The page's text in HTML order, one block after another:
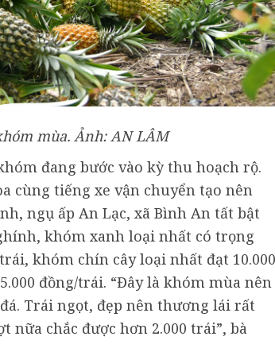
mùa. Ảnh: AN LÂM
đang bước vào kỳ thu hoạch rộ.
cùng tiếng xe vận chuyển tạo nên
ngụ ấp An Lạc, xã Bình An tất bật
khóm xanh loại nhất có trọng
khóm chín cây loại nhất đạt 10.000
đồng/trái. “Đây là khóm mùa nên
Trái ngọt, đẹp nên thương lái rất
nữa chắc được hơn 2.000 trái”, bà